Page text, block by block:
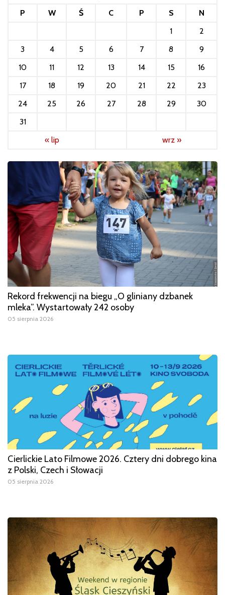
P W Ś C P S
N
1
2
3
4 5 6 7 8
9
10
11 12 13 14 15
16
17
18 19 20 21 22
23
24
25 26 27 28 29
30
31
« lip
wrz »
Rekord frekwencji na biegu „O gliniany dzbanek
mleka”. Wystartowały 242 osoby
05 sierpnia 2026
Cierlickie Lato Filmowe 2026. Cztery dni dobrego kina
z Polski, Czech i Słowacji
05 sierpnia 2026